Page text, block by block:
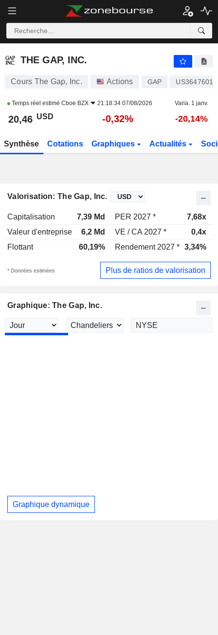
THE GAP, INC.
THE GAP, INC.
Cours The Gap, Inc. Actions GAP
Temps réel estimé Cboe BZX 21:18:34 07/08/2026 Varia. 1 janv.
20,46 USD -0,32% -20,14%
Synthèse Cotations Graphiques Actualités
Valorisation: The Gap, Inc.
Capitalisation 7,39 Md PER 2027 * 7,68x
Valeur d'entreprise
6,2 Md VE / CA 2027 * 0,4x
Flottant
60,19% Rendement 2027 * 3,34%
* Données estimées Plus de ratios de valorisation
Graphique: The Gap, Inc.
Graphique dynamique